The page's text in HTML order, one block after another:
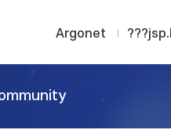
Argonet